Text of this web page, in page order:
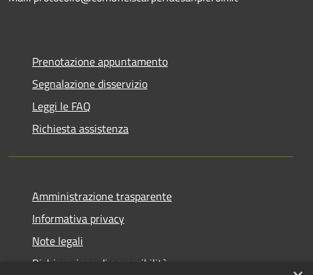
Prenotazione appuntamento
Segnalazione disservizio
Leggi le FAQ
Richiesta assistenza
Amministrazione trasparente
Informativa privacy
Note legali
Dichiarazione di accessibilità